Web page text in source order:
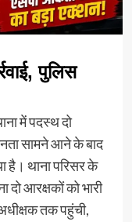
पुलिस
में पदस्थ दो
सामने आने के बाद
है। थाना परिसर के
दो आरक्षकों को भारी
तक पहुंची,